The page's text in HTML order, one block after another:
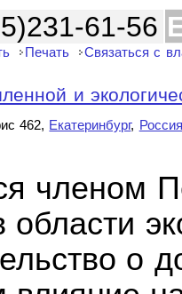
61-56
Печать Связаться с
и
462, Екатеринбург, Россия
членом
области
о